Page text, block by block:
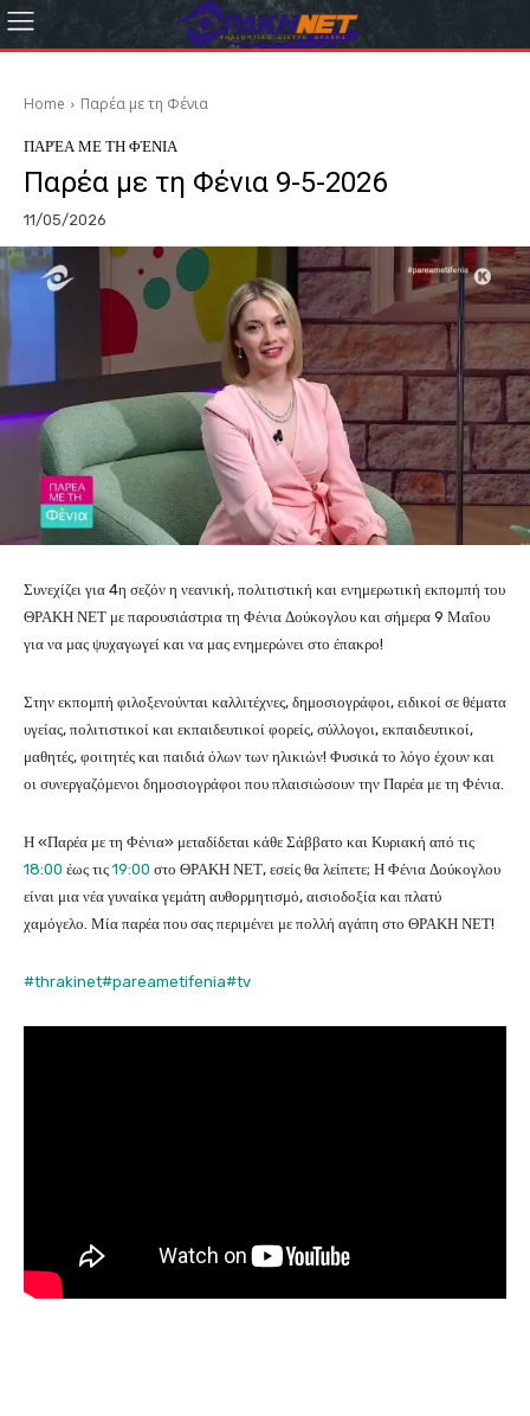
Home Παρέα με τη Φένια
ΠΑΡΈΑ ΜΕ ΤΗ ΦΈΝΙΑ
Παρέα με τη Φένια 9-5-2026
11/05/2026
Συνεχίζει για 4η σεζόν η νεανική, πολιτιστική και ενημερωτική εκπομπή του
ΘΡΑΚΗ ΝΕΤ με παρουσιάστρια τη Φένια Δούκογλου και σήμερα 9 Μαΐου
για να μας ψυχαγωγεί και να μας ενημερώνει στο έπακρο!
Στην εκπομπή φιλοξενούνται καλλιτέχνες, δημοσιογράφοι, ειδικοί σε θέματα
υγείας, πολιτιστικοί και εκπαιδευτικοί φορείς, σύλλογοι, εκπαιδευτικοί,
μαθητές, φοιτητές και παιδιά όλων των ηλικιών! Φυσικά το λόγο έχουν και
οι συνεργαζόμενοι δημοσιογράφοι που πλαισιώσουν την Παρέα με τη Φένια.
Η «Παρέα με τη Φένια» μεταδίδεται κάθε Σάββατο και Κυριακή από τις
18:00 έως τις 19:00 στο ΘΡΑΚΗ ΝΕΤ, εσείς θα λείπετε; Η Φένια Δούκογλου
είναι μια νέα γυναίκα γεμάτη αυθορμητισμό, αισιοδοξία και πλατύ
χαμόγελο. Μία παρέα που σας περιμένει με πολλή αγάπη στο ΘΡΑΚΗ ΝΕΤ!
#thrakinet#pareametifenia#tv